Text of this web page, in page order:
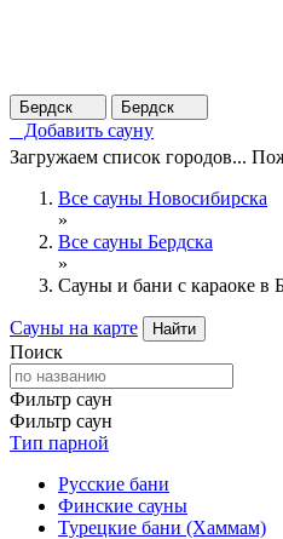
Бердск Бердск
Добавить сауну
Загружаем список городов...
Все сауны Новосибирска
»
Все сауны Бердска
»
Сауны и бани с караоке в
Сауны на карте Найти
Поиск
Фильтр саун
Фильтр саун
Тип парной
Русские бани
Финские сауны
Турецкие бани (Хаммам)